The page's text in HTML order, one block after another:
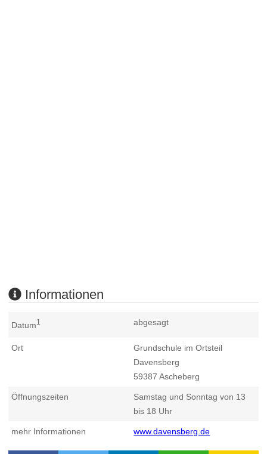
Informationen
Datum1 abgesagt
Ort
Grundschule im Ortsteil
Davensberg
59387 Ascheberg
Öffnungszeiten
Samstag und Sonntag von 13
bis 18 Uhr
mehr Informationen www.davensberg.de